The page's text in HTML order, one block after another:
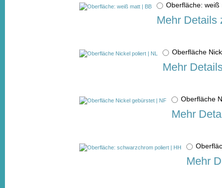
Oberfläche:
Mehr Details
Oberfläche
Mehr
Oberfläche
Mehr
Mehr